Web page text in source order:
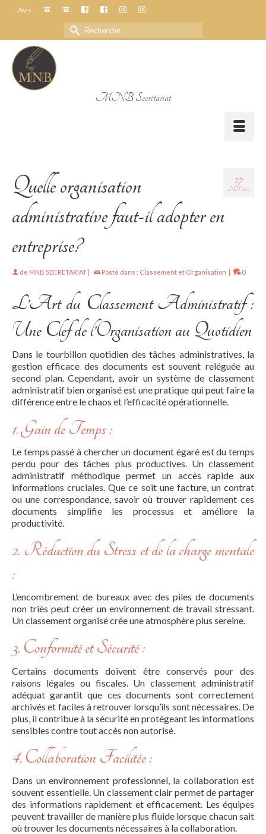
Avis
Rechercher :
MNB Secrétariat
27
NOV 2023
Quelle organisation
administrative faut-il adopter en
entreprise?
de MNB SECRETARIAT | Posté dans : Classement et Organisation | 0
L’Art du Classement Administratif :
Une Clef de l’Organisation au Quotidien
Dans le tourbillon quotidien des tâches administratives, la
gestion efficace des documents est souvent reléguée au
second plan. Cependant, avoir un système de classement
administratif bien organisé est une pratique qui peut faire la
différence entre le chaos et l’efficacité opérationnelle.
1. Gain de Temps :
Le temps passé à chercher un document égaré est du temps
perdu pour des tâches plus productives. Un classement
administratif méthodique permet un accès rapide aux
informations cruciales. Que ce soit une facture, un contrat
ou une correspondance, savoir où trouver rapidement ces
documents simplifie les processus et améliore la
productivité.
2. Réduction du Stress et de la charge mentale
:
L’encombrement de bureaux avec des piles de documents
non triés peut créer un environnement de travail stressant.
Un classement organisé crée une atmosphère plus sereine.
3. Conformité et Sécurité :
Certains documents doivent être conservés pour des
raisons légales ou fiscales. Un classement administratif
adéquat garantit que ces documents sont correctement
archivés et faciles à retrouver lorsqu’ils sont nécessaires. De
plus, il contribue à la sécurité en protégeant les informations
sensibles contre tout accès non autorisé.
4. Collaboration Facilitée :
Dans un environnement professionnel, la collaboration est
souvent essentielle. Un classement clair permet de partager
des informations rapidement et efficacement. Les équipes
peuvent travailler de manière plus fluide lorsque chacun sait
où trouver les documents nécessaires à la collaboration.